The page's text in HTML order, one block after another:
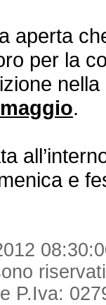
aperta
per la
io.
e
P.Iva: